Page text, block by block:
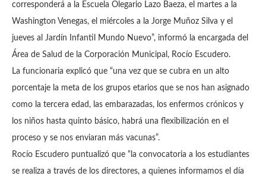
corresponderá a la Escuela Olegario Lazo Baeza, el martes a la
Washington Venegas, el miércoles a la Jorge Muñoz Silva y el
jueves al Jardín Infantil Mundo Nuevo”, informó la encargada del
Área de Salud de la Corporación Municipal, Rocío Escudero.
La funcionaria explicó que “una vez que se cubra en un alto
porcentaje la meta de los grupos etarios que se nos han asignado
como la tercera edad, las embarazadas, los enfermos crónicos y
los niños hasta quinto básico, habrá una flexibilización en el
proceso y se nos enviaran más vacunas”.
Rocío Escudero puntualizó que “la convocatoria a los estudiantes
se realiza a través de los directores, a quienes informamos el día